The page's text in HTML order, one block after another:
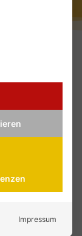
REXAGO.
für die eine
Impressum